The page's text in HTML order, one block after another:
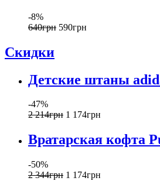
-8%
640грн 590грн
Скидки
Детские штаны
-47%
2 214грн 1 174грн
Вратарская кофта
-50%
2 344грн 1 174грн